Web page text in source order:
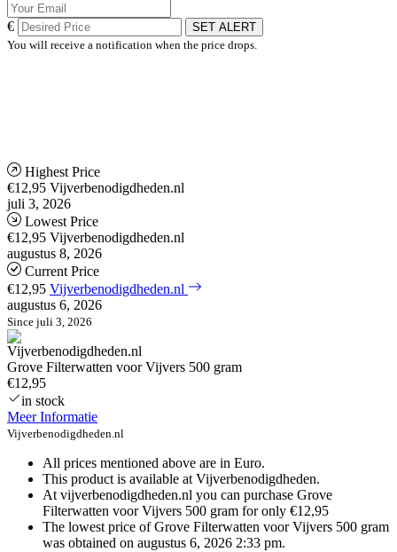
€
SET ALERT
You will receive a notification when the price drops.
Highest Price
€12,95 Vijverbenodigdheden.nl
juli 3, 2026
Lowest Price
€12,95 Vijverbenodigdheden.nl
augustus 8, 2026
Current Price
€12,95 Vijverbenodigdheden.nl
augustus 6, 2026
Since juli 3, 2026
Grove Filterwatten voor Vijvers 500 gram
€12,95
in stock
Meer Informatie
Vijverbenodigdheden.nl
All prices mentioned above are in Euro.
This product is available at Vijverbenodigdheden.
At vijverbenodigdheden.nl you can purchase Grove
Filterwatten voor Vijvers 500 gram for only €12,95
The lowest price of Grove Filterwatten voor Vijvers 500 gram
was obtained on augustus 6, 2026 2:33 pm.